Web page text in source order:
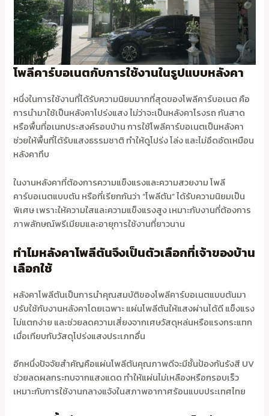
โพลีคาร์บอเนตกับการใช้งานในรูปแบบหลังคา
หนึ่งในการใช้งานที่ได้รับความนิยมมากที่สุดของโพลีคาร์บอเนต คือ
การนำมาใช้เป็นหลังคาโปร่งแสง ไม่ว่าจะเป็นหลังคาโรงรถ กันสาด
หรือพื้นที่อเนกประสงค์รอบบ้าน การใช้โพลีคาร์บอเนตเป็นหลังคา
ช่วยให้พื้นที่ได้รับแสงธรรมชาติ ทำให้ดูโปร่ง โล่ง และไม่อึดอัดเหมือน
หลังคาทึบ
ในงานหลังคาที่ต้องการความแข็งแรงและความสวยงาม โพลี
คาร์บอเนตแบบตัน หรือที่เรียกกันว่า “โพลีตัน” ได้รับความนิยมเป็น
พิเศษ เพราะให้ความใสและความแข็งแรงสูง เหมาะกับงานที่ต้องการ
ภาพลักษณ์พรีเมียมและอายุการใช้งานที่ยาวนาน
ทำไมหลังคาโพลีตันจึงเป็นตัวเลือกที่เจ้าของบ้าน
เลือกใช้
หลังคาโพลีตันเป็นการนำคุณสมบัติของโพลีคาร์บอเนตแบบตันมา
ปรับใช้กับงานหลังคาโดยเฉพาะ แผ่นโพลีตันให้แสงผ่านได้ดี แข็งแรง
ไม่แตกง่าย และช่วยลดความเสี่ยงจากเศษวัสดุหล่นหรือแรงกระแทก
เมื่อเทียบกับวัสดุโปร่งแสงประเภทอื่น
อีกหนึ่งปัจจัยสำคัญคือแผ่นโพลีตันคุณภาพดีจะมีชั้นป้องกันรังสี UV
ช่วยลดผลกระทบจากแสงแดด ทำให้แผ่นไม่เหลืองหรือกรอบเร็ว
เหมาะกับการใช้งานกลางแจ้งในสภาพอากาศร้อนแบบประเทศไทย